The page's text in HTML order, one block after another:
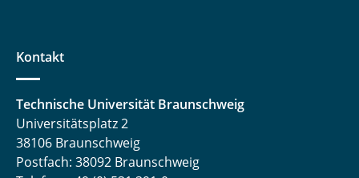
Kontakt
Technische Universität Braunschweig
Universitätsplatz 2
38106 Braunschweig
Postfach: 38092 Braunschweig